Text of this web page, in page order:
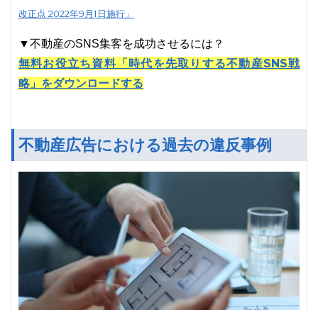
改正点 2022年9月1日施行」
▼不動産のSNS集客を成功させるには？
無料お役立ち資料「時代を先取りする不動産SNS戦
略」をダウンロードする
不動産広告における過去の違反事例